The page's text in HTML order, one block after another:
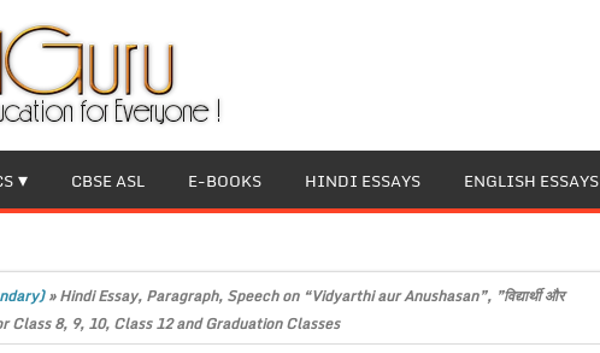
CBSE ASL E-BOOKS HINDI ESSAYS ENGLISH ESSAYS
»Hindi Essay, Paragraph, Speech on “Vidyarthi aur Anushasan”, ”विद्यार्थी और
Class 8, 9, 10, Class 12 and Graduation Classes